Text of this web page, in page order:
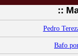
::
Pedro
Bafo